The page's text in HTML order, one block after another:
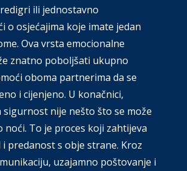
ili jednostavno
o osjećajima koje imate jedan
Ova vrsta emocionalne
znatno poboljšati ukupno
oboma partnerima da se
i cijenjeno. U konačnici,
sigurnost nije nešto što se može
noći. To je proces koji zahtijeva
predanost s obje strane. Kroz
uzajamno poštovanje i